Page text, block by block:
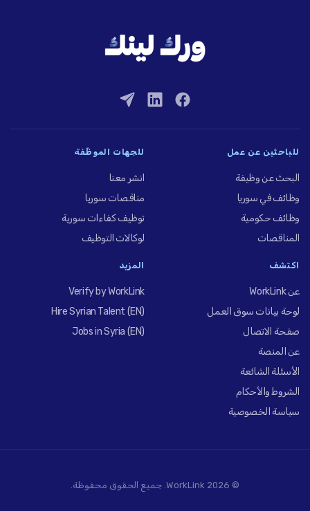
للباحثين عن عمل
البحث عن وظيفة
وظائف في سوريا
وظائف حكومية
المناقصات
للجهات الموظِّفة
انشر معنا
مناقصات سوريا
توظيف كفاءات سورية
لوكالات التوظيف
اكتشف
عن WorkLink
لوحة بيانات سوق العمل
صفحة الاتصال
عن المنصة
الأسئلة الشائعة
الشروط والأحكام
سياسة الخصوصية
المزيد
Verify by WorkLink
Hire Syrian Talent (EN)
Jobs in Syria (EN)
© 2026 WorkLink. جميع الحقوق محفوظة.